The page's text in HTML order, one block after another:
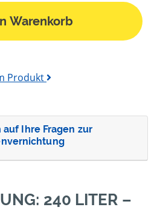
Warenkorb
Produkt
Ihre Fragen zur
240 LITER –